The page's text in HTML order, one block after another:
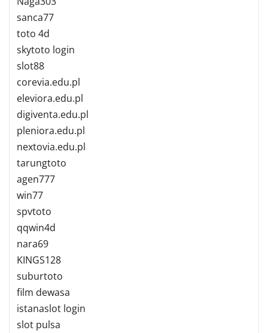
sanca77
toto 4d
skytoto login
slot88
corevia.edu.pl
eleviora.edu.pl
digiventa.edu.pl
pleniora.edu.pl
nextovia.edu.pl
tarungtoto
agen777
win77
spvtoto
qqwin4d
nara69
KINGS128
suburtoto
film dewasa
istanaslot login
slot pulsa